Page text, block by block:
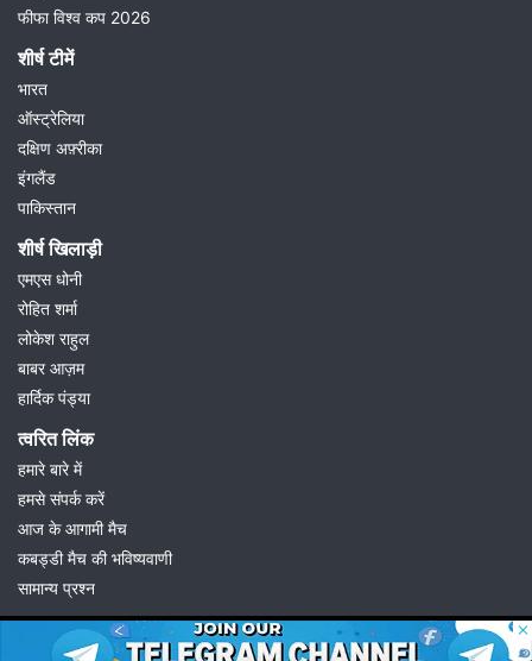
फीफा विश्व कप 2026
शीर्ष टीमें
भारत
ऑस्ट्रेलिया
दक्षिण अफ़्रीका
इंगलैंड
पाकिस्तान
शीर्ष खिलाड़ी
एमएस धोनी
रोहित शर्मा
लोकेश राहुल
बाबर आज़म
हार्दिक पंड्या
त्वरित लिंक
हमारे बारे में
हमसे संपर्क करें
आज के आगामी मैच
कबड्डी मैच की भविष्यवाणी
सामान्य प्रश्न
© 2026 Possible11